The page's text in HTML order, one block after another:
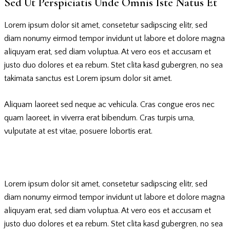
Lorem ipsum dolor sit amet, consetetur sadipscing elitr, sed
diam nonumy eirmod tempor invidunt ut labore et dolore magna
aliquyam erat, sed diam voluptua. At vero eos et accusam et
justo duo dolores et ea rebum. Stet clita kasd gubergren, no sea
takimata sanctus est Lorem ipsum dolor sit amet.
Aliquam laoreet sed neque ac vehicula. Cras congue eros nec
quam laoreet, in viverra erat bibendum. Cras turpis urna,
vulputate at est vitae, posuere lobortis erat.
Lorem ipsum dolor sit amet, consetetur sadipscing elitr, sed
diam nonumy eirmod tempor invidunt ut labore et dolore magna
aliquyam erat, sed diam voluptua. At vero eos et accusam et
justo duo dolores et ea rebum. Stet clita kasd gubergren, no sea